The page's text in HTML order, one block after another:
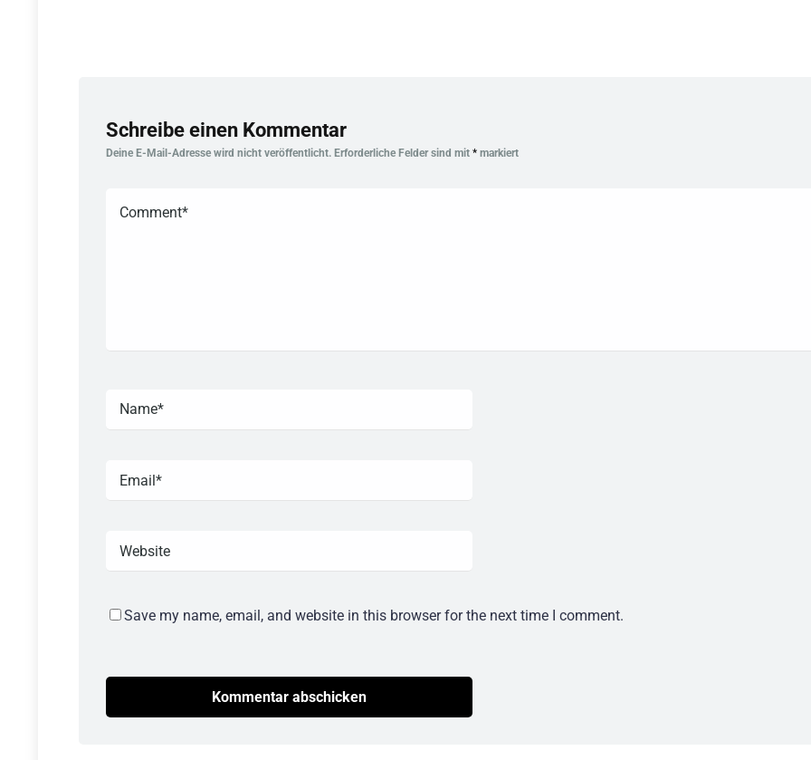
Schreibe einen Kommentar
Deine E-Mail-Adresse wird nicht veröffentlicht. Erforderliche Felder sind mit * markiert
Save my name, email, and website in this browser for the next time I comment.